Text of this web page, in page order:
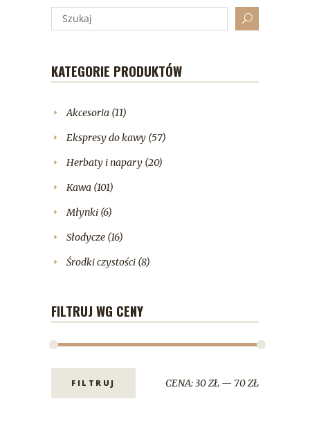
KATEGORIE PRODUKTÓW
Akcesoria (11)
Ekspresy do kawy (57)
Herbaty i napary (20)
Kawa (101)
Młynki (6)
Słodycze (16)
Środki czystości (8)
FILTRUJ WG CENY
FILTRUJ CENA:30 ZŁ — 70 ZŁ